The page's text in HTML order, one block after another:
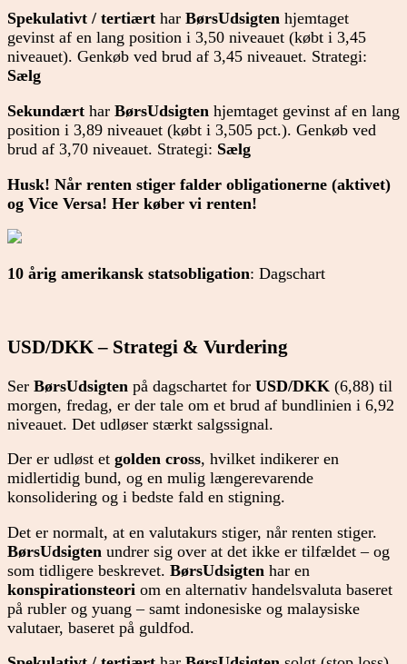
Spekulativt / tertiært har BørsUdsigten hjemtaget
gevinst af en lang position i 3,50 niveauet (købt i 3,45
niveauet). Genkøb ved brud af 3,45 niveauet. Strategi:
Sælg
Sekundært har BørsUdsigten hjemtaget gevinst af en lang
position i 3,89 niveauet (købt i 3,505 pct.). Genkøb ved
brud af 3,70 niveauet. Strategi: Sælg
Husk! Når renten stiger falder obligationerne (aktivet)
og Vice Versa! Her køber vi renten!
10 årig amerikansk statsobligation: Dagschart
USD/DKK – Strategi & Vurdering
Ser BørsUdsigten på dagschartet for USD/DKK (6,88) til
morgen, fredag, er der tale om et brud af bundlinien i 6,92
niveauet. Det udløser stærkt salgssignal.
Der er udløst et golden cross, hvilket indikerer en
midlertidig bund, og en mulig længerevarende
konsolidering og i bedste fald en stigning.
Det er normalt, at en valutakurs stiger, når renten stiger.
BørsUdsigten undrer sig over at det ikke er tilfældet – og
som tidligere beskrevet. BørsUdsigten har en
konspirationsteori om en alternativ handelsvaluta baseret
på rubler og yuang – samt indonesiske og malaysiske
valutaer, baseret på guldfod.